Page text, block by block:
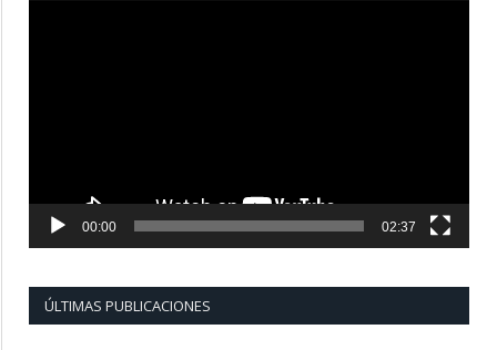
00:00 02:37
ÚLTIMAS PUBLICACIONES